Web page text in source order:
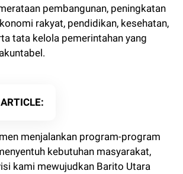
pembangunan, peningkatan
rakyat, pendidikan, kesehatan,
tata kelola pemerintahan yang
menjalankan program-program
kebutuhan masyarakat,
kami mewujudkan Barito Utara